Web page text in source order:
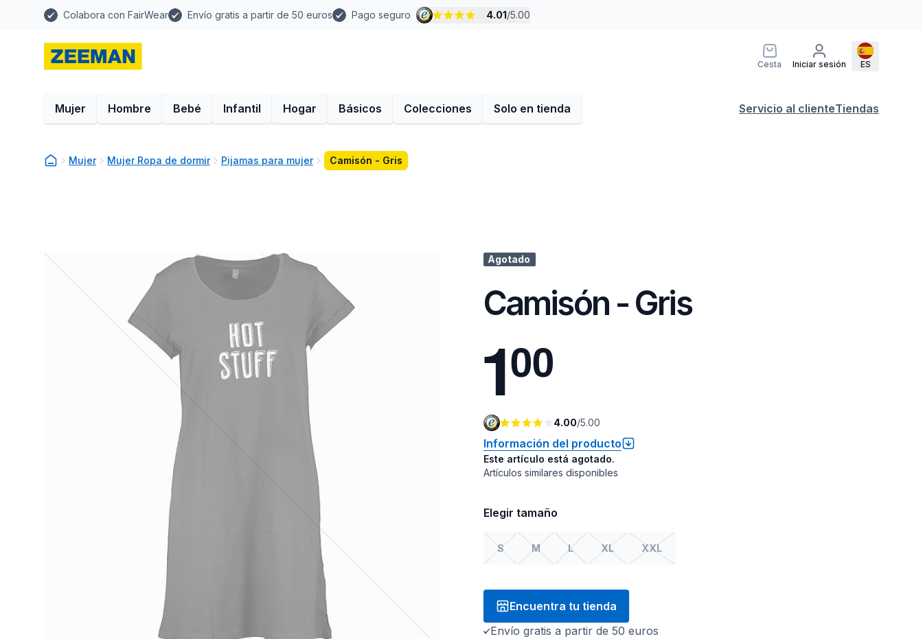
Colabora con FairWear Envío gratis a partir de 50 euros Pago seguro 4.01/5.00
Cesta Iniciar sesión ES
Mujer Hombre Bebé Infantil Hogar Básicos Colecciones Solo en tienda Servicio al clienteTiendas
Mujer Mujer Ropa de dormir Pijamas para mujer Camisón - Gris
Agotado
Camisón - Gris
100
4.00/5.00
Información del producto
Este artículo está agotado.
Artículos similares disponibles
Elegir tamaño
S M L XL XXL
Encuentra tu tienda
Envío gratis a partir de 50 euros